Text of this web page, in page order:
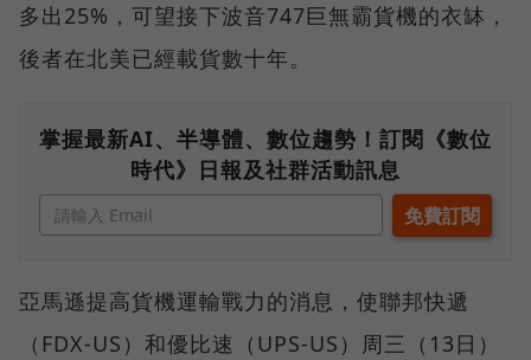
多出25%，可望接下波音747巨無霸貨機的衣缽，
後者在北美已經載貨數十年。
掌握最新AI、半導體、數位趨勢！訂閱《數位
時代》日報及社群活動訊息
亞馬遜提高貨機運輸戰力的消息，使聯邦快遞
（FDX-US）和優比速（UPS-US）周三（13日）